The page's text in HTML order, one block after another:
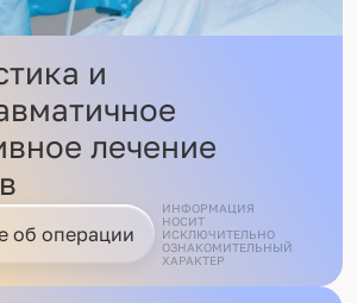
и
лечение
об операции
ИНФОРМАЦИЯ
НОСИТ
ИСКЛЮЧИТЕЛЬНО
ОЗНАКОМИТЕЛЬНЫЙ
ХАРАКТЕР